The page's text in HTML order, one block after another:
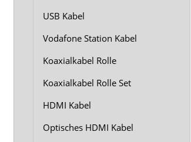
USB Kabel
Vodafone Station Kabel
Koaxialkabel Rolle
Koaxialkabel Rolle Set
HDMI Kabel
Optisches HDMI Kabel